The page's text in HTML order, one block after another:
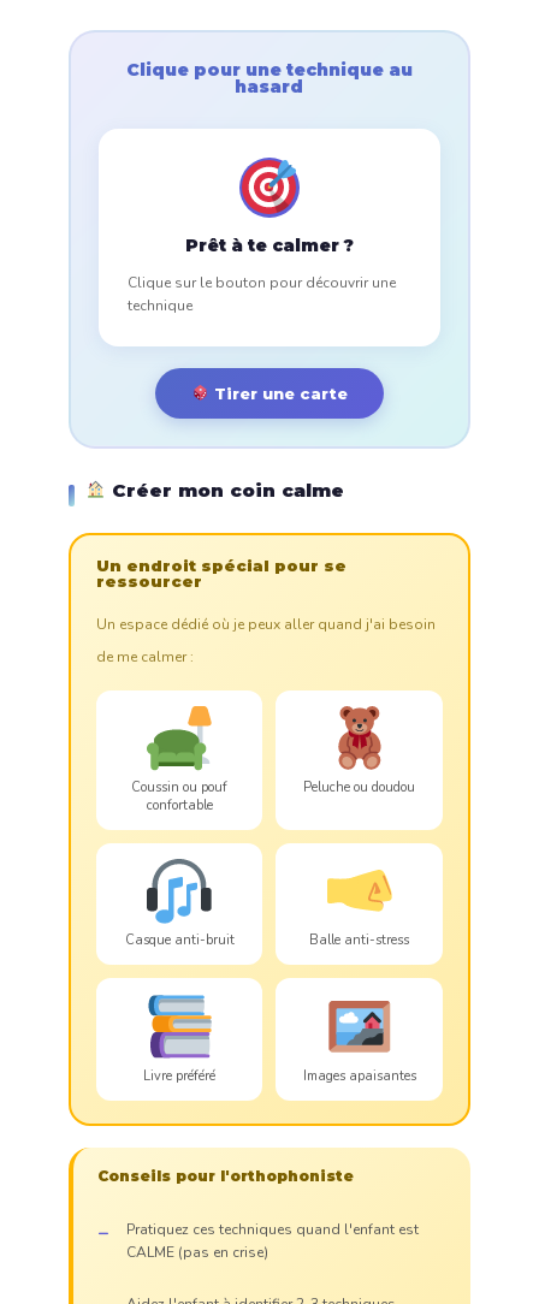
Clique pour une technique au
hasard
Prêt à te calmer ?
Clique sur le bouton pour découvrir une
technique
Tirer une carte
Créer mon coin calme
Un endroit spécial pour se
ressourcer
Un espace dédié où je peux aller quand j'ai besoin
de me calmer :
Coussin ou pouf
confortable
Peluche ou doudou
Casque anti-bruit Balle anti-stress
Livre préféré Images apaisantes
Conseils pour l'orthophoniste
Pratiquez ces techniques quand l'enfant est
CALME (pas en crise)